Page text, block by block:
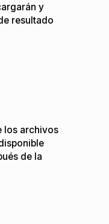
y
resultado
los archivos
de la